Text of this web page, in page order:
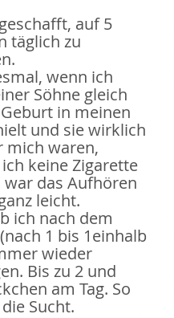
auf 5
täglich zu
wenn ich
Söhne gleich
in meinen
und sie wirklich
waren,
keine Zigarette
war das Aufhören
leicht.
ich nach dem
1 bis 1einhalb
wieder
Bis zu 2 und
am Tag. So
Sucht.